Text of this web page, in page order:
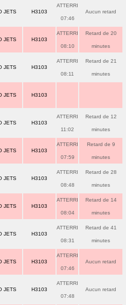
JETS H3103
ATTERRI
07:46
Aucun retard
JETS H3103
ATTERRI
08:10
Retard de 20
minutes
JETS H3103
ATTERRI
08:11
Retard de 21
minutes
JETS H3103
JETS H3103
ATTERRI
11:02
Retard de 12
minutes
JETS H3103
ATTERRI
07:59
Retard de 9
minutes
JETS H3103
ATTERRI
08:48
Retard de 28
minutes
JETS H3103
ATTERRI
08:04
Retard de 14
minutes
JETS H3103
ATTERRI
08:31
Retard de 41
minutes
JETS H3103
ATTERRI
07:46
Aucun retard
JETS H3103
ATTERRI
07:48
Aucun retard